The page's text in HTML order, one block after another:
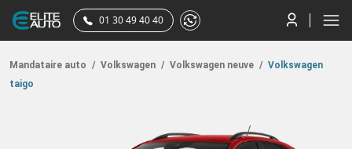
01 30 49 40 40
Mandataire auto / Volkswagen / Volkswagen neuve / Volkswagen
taigo